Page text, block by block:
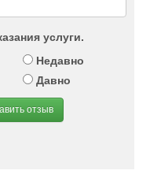
услуги.
Недавно
Давно
отзыв